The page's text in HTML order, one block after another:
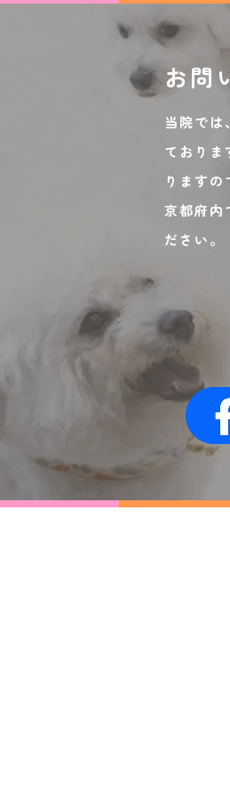
お問
当院で
ておりま
りますの
京都府内
ださい。